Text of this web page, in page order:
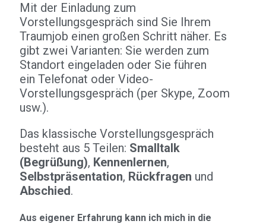
Mit der Einladung zum
Vorstellungsgespräch sind Sie Ihrem
Traumjob einen großen Schritt näher. Es
gibt zwei Varianten: Sie werden zum
Standort eingeladen oder Sie führen
ein Telefonat oder Video-
Vorstellungsgespräch (per Skype, Zoom
usw.).
Das klassische Vorstellungsgespräch
besteht aus 5 Teilen: Smalltalk
(Begrüßung), Kennenlernen,
Selbstpräsentation, Rückfragen und
Abschied.
Aus eigener Erfahrung kann ich mich in die